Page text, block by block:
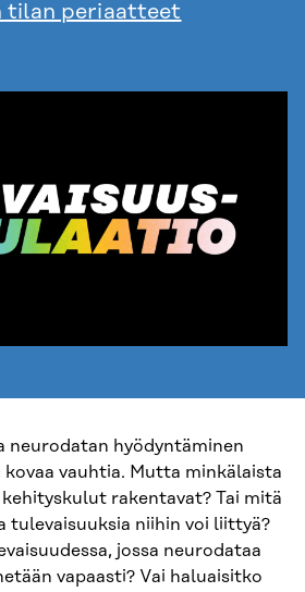
tilan periaatteet
neurodatan hyödyntäminen
vauhtia. Mutta minkälaista
rakentavat? Tai mitä
tulevaisuuksia niihin voi liittyä?
jossa neurodataa
vapaasti? Vai haluaisitko